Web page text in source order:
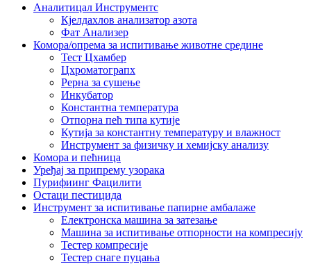
Аналитицал Инструментс
Кјелдахлов анализатор азота
Фат Анализер
Комора/опрема за испитивање животне средине
Тест Цхамбер
Цхроматограпх
Рерна за сушење
Инкубатор
Константна температура
Отпорна пећ типа кутије
Кутија за константну температуру и влажност
Инструмент за физичку и хемијску анализу
Комора и пећница
Уређај за припрему узорака
Пурифиинг Фацилити
Остаци пестицида
Инструмент за испитивање папирне амбалаже
Електронска машина за затезање
Машина за испитивање отпорности на компресију
Тестер компресије
Тестер снаге пуцања